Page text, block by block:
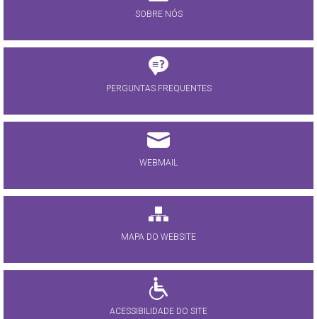
SOBRE NÓS
PERGUNTAS FREQUENTES
WEBMAIL
MAPA DO WEBSITE
ACESSIBILIDADE DO SITE